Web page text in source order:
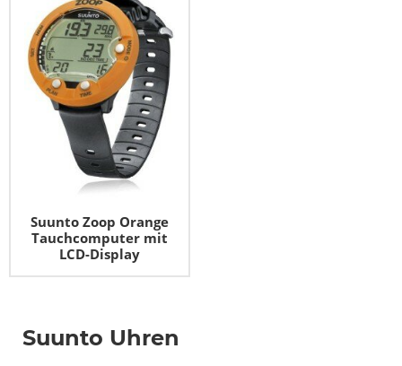
Suunto Zoop Orange
Tauchcomputer mit
LCD-Display
Suunto Uhren